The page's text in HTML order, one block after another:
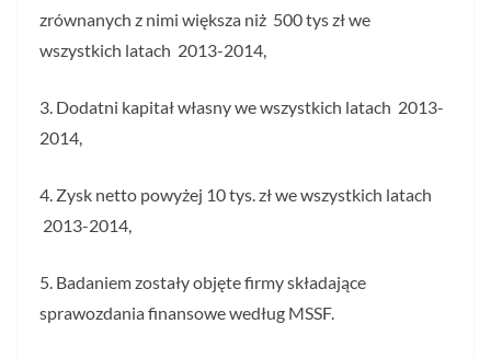
zrównanych z nimi większa niż 500 tys zł we
wszystkich latach 2013-2014,
3. Dodatni kapitał własny we wszystkich latach 2013-
2014,
4. Zysk netto powyżej 10 tys. zł we wszystkich latach
2013-2014,
5. Badaniem zostały objęte firmy składające
sprawozdania finansowe według MSSF.